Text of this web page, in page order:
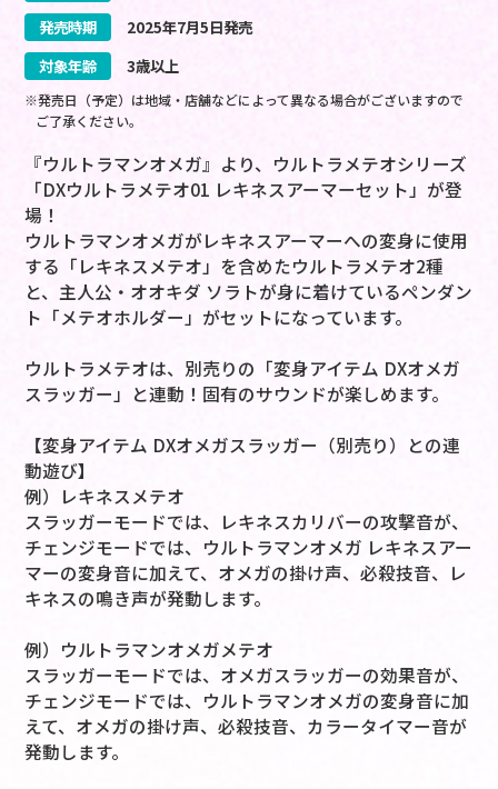
発売時期
2025年7月5日発売
対象年齢
3歳以上
※発売日（予定）は地域・店舗などによって異なる場合がございますので
ご了承ください。
『ウルトラマンオメガ』より、ウルトラメテオシリーズ
「DXウルトラメテオ01 レキネスアーマーセット」が登
場！
ウルトラマンオメガがレキネスアーマーへの変身に使用
する「レキネスメテオ」を含めたウルトラメテオ2種
と、主人公・オオキダ ソラトが身に着けているペンダン
ト「メテオホルダー」がセットになっています。
ウルトラメテオは、別売りの「変身アイテム DXオメガ
スラッガー」と連動！固有のサウンドが楽しめます。
【変身アイテム DXオメガスラッガー（別売り）との連
動遊び】
例）レキネスメテオ
スラッガーモードでは、レキネスカリバーの攻撃音が、
チェンジモードでは、ウルトラマンオメガ レキネスアー
マーの変身音に加えて、オメガの掛け声、必殺技音、レ
キネスの鳴き声が発動します。
例）ウルトラマンオメガメテオ
スラッガーモードでは、オメガスラッガーの効果音が、
チェンジモードでは、ウルトラマンオメガの変身音に加
えて、オメガの掛け声、必殺技音、カラータイマー音が
発動します。